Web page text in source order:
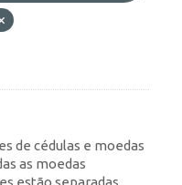
de cédulas e moedas
as moedas